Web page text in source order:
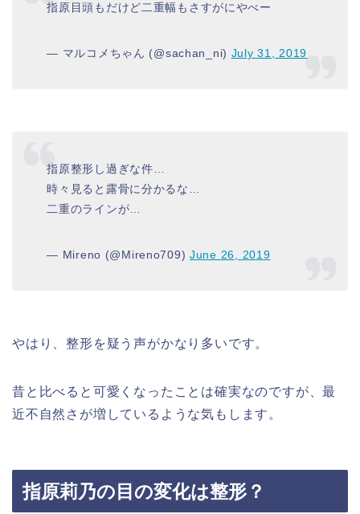
指原目頭もだけど二重幅もさすがにやべー
— マルコメちゃん (@sachan_ni) July 31, 2019
指原整形し過ぎな件…
時々見ると露骨に分かるな…
二重のラインが…
— Mireno (@Mireno709)June 26, 2019
やはり、整形を疑う声がかなり多いです。
昔と比べると可愛くなったことは確実なのですが、最
近不自然さが増しているような気もします。
指原莉乃の目の変化は整形？